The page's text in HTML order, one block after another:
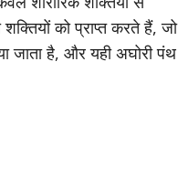
शक्तियों को प्राप्त करते हैं, जो
जाता है, और यही अघोरी पंथ